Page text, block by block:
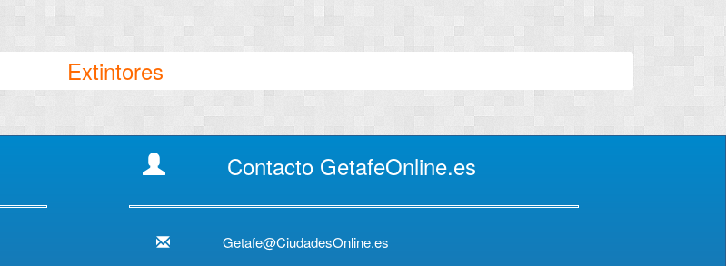
Extintores
Contacto GetafeOnline.es
Getafe@CiudadesOnline.es